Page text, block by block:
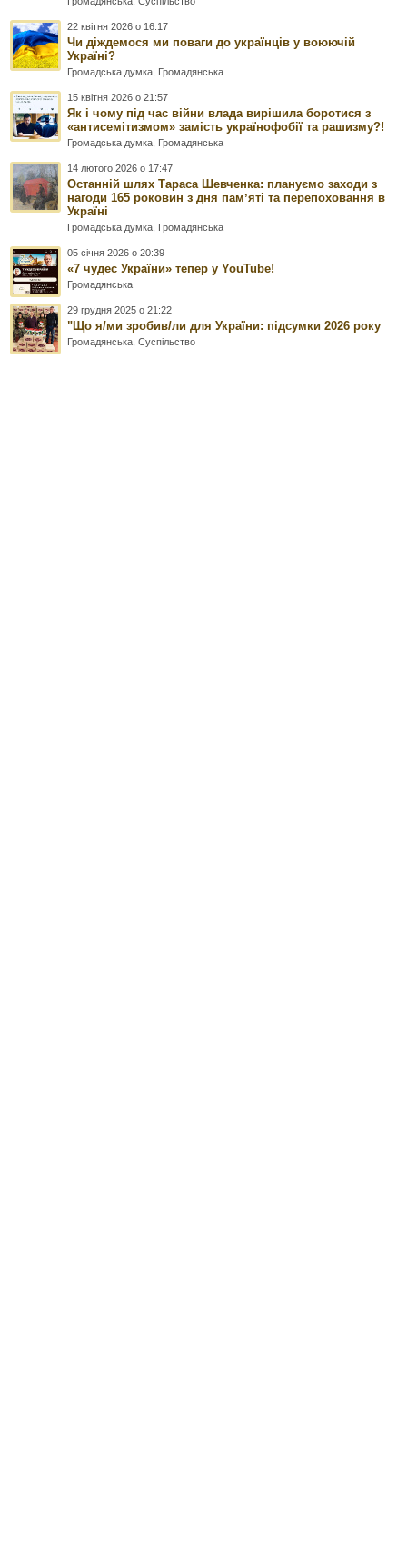
22 квітня 2026 о 16:17
Чи діждемося ми поваги до українців у воюючій
Україні?
Громадська думка Громадянська
15 квітня 2026 о 21:57
Як і чому під час війни влада вирішила боротися з
«антисемітизмом» замість українофобії та рашизму?!
Громадська думка Громадянська
14 лютого 2026 о 17:47
Останній шлях Тараса Шевченка: плануємо заходи з
нагоди 165 роковин з дня памʼяті та перепоховання в
Україні
Громадська думка Громадянська
05 січня 2026 о 20:39
«7 чудес України» тепер у YouTube!
Громадянська
29 грудня 2025 о 21:22
"Що я/ми зробив/ли для України: підсумки 2026 року
Громадянська ,Суспільство